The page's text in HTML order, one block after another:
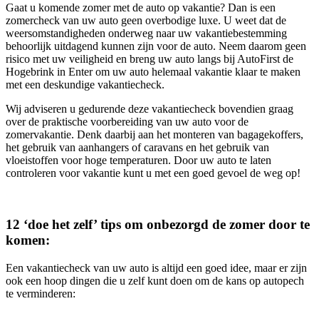
Gaat u komende zomer met de auto op vakantie? Dan is een
zomercheck van uw auto geen overbodige luxe. U weet dat de
weersomstandigheden onderweg naar uw vakantiebestemming
behoorlijk uitdagend kunnen zijn voor de auto. Neem daarom geen
risico met uw veiligheid en breng uw auto langs bij AutoFirst de
Hogebrink in Enter om uw auto helemaal vakantie klaar te maken
met een deskundige vakantiecheck.
Wij adviseren u gedurende deze vakantiecheck bovendien graag
over de praktische voorbereiding van uw auto voor de
zomervakantie. Denk daarbij aan het monteren van bagagekoffers,
het gebruik van aanhangers of caravans en het gebruik van
vloeistoffen voor hoge temperaturen. Door uw auto te laten
controleren voor vakantie kunt u met een goed gevoel de weg op!
12 ‘doe het zelf’ tips om onbezorgd de zomer door te
komen:
Een vakantiecheck van uw auto is altijd een goed idee, maar er zijn
ook een hoop dingen die u zelf kunt doen om de kans op autopech
te verminderen: